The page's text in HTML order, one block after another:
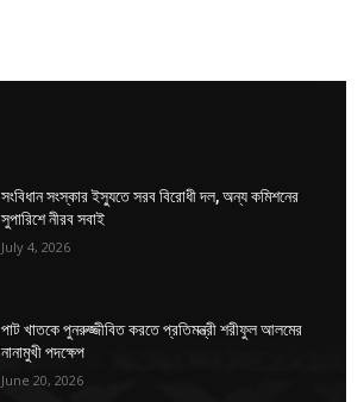
সংবিধান সংস্কার ইস্যুতে সরব বিরোধী দল, অন্য কমিশনের
সুপারিশে নীরব সবাই
July 4, 2026
পাট খাতকে পুনরুজ্জীবিত করতে প্রতিমন্ত্রী শরীফুল আলমের
নানামুখী পদক্ষেপ
June 20, 2026